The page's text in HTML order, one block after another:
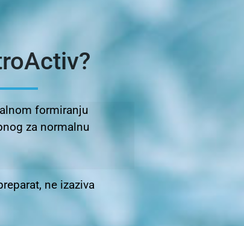
formiranju
za normalnu
ne izaziva